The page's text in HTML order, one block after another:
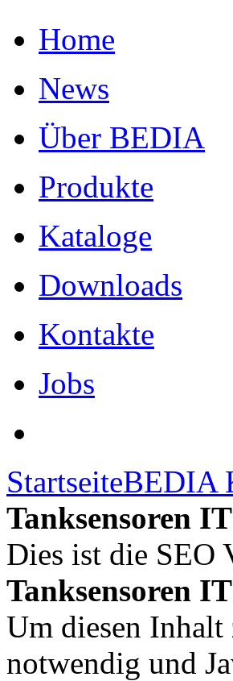
Home
News
Über BEDIA
Produkte
Kataloge
Downloads
Kontakte
Jobs
StartseiteBEDIA
Tanksensoren
Dies ist die SEO
Tanksensoren
Um diesen Inhalt
notwendig und